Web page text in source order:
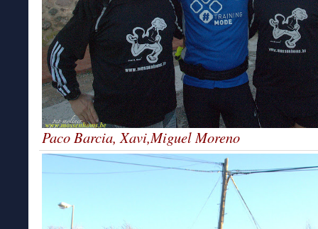
Paco Barcia, Xavi,Miguel Moreno